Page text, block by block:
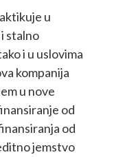
u
stalno
i u uslovima
kompanija
u nove
od
od
jemstvo